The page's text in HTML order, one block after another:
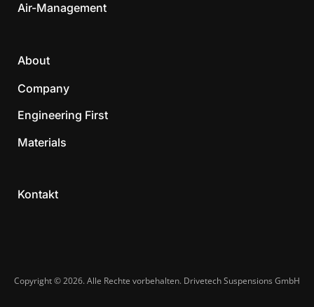
Air-Management
About
Company
Engineering First
Materials
Kontakt
Copyright © 2026. Alle Rechte vorbehalten. Drivetech Suspensions GmbH​